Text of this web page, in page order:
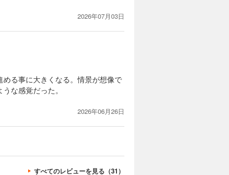
2026年07月03日
る事に大きくなる。情景が想像で
な感覚だった。
2026年06月26日
すべてのレビューを見る（31）